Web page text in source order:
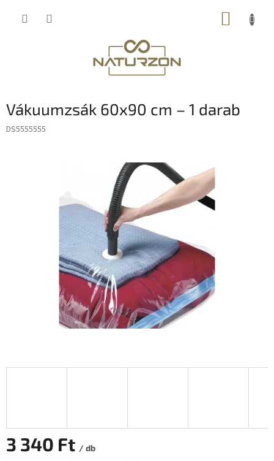
KOSÁR
Vákuumzsák 60x90 cm – 1 darab
DS5555555
3 340 Ft / db